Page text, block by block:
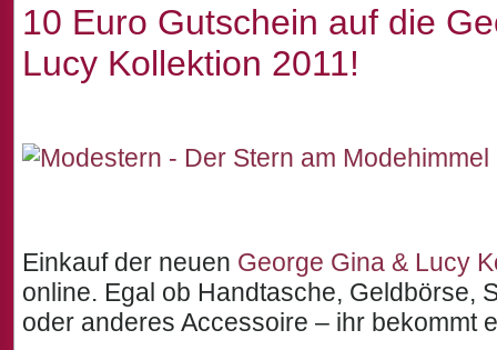
10 Euro Gutschein auf die
Lucy Kollektion 2011!
Einkauf der neuen George Gina & Lucy
online. Egal ob Handtasche, Geldbörse,
oder anderes Accessoire – ihr bekommt